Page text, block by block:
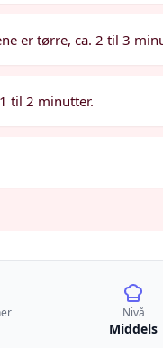
er tørre, ca. 2 til 3
til 2 minutter.
Nivå
Middels